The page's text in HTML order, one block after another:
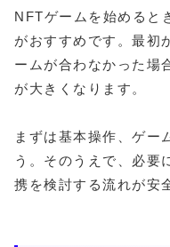
NFTゲームを始めると
がおすすめです。最初
ームが合わなかった場
が大きくなります。
まずは基本操作、ゲー
う。そのうえで、必要
携を検討する流れが安